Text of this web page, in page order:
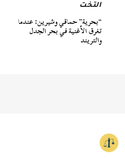
التخت
“بحرية” حماقي وشيرين: عندما
تغرق الأغنية في بحر الجدل
والتريند